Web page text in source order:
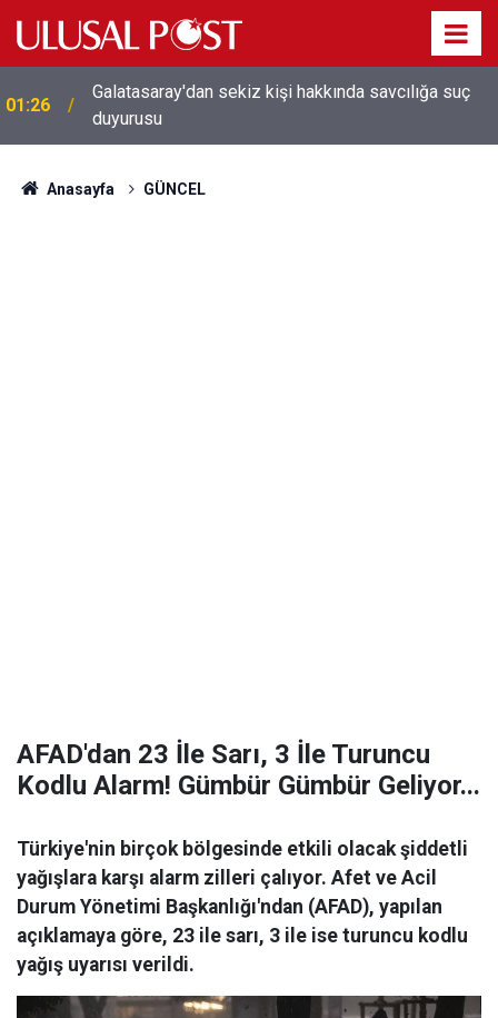
01:26
Galatasaray'dan sekiz kişi hakkında savcılığa suç
duyurusu
Anasayfa GÜNCEL
AFAD'dan 23 İle Sarı, 3 İle Turuncu
Kodlu Alarm! Gümbür Gümbür Geliyor...
Türkiye'nin birçok bölgesinde etkili olacak şiddetli
yağışlara karşı alarm zilleri çalıyor. Afet ve Acil
Durum Yönetimi Başkanlığı'ndan (AFAD), yapılan
açıklamaya göre, 23 ile sarı, 3 ile ise turuncu kodlu
yağış uyarısı verildi.